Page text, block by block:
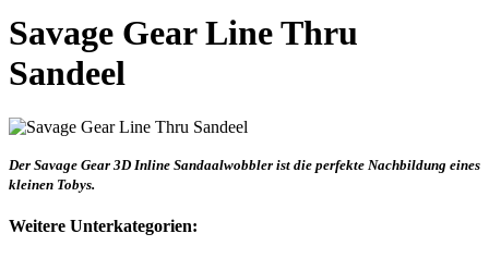
Savage Gear Line Thru
Sandeel
Der Savage Gear 3D Inline Sandaalwobbler ist die perfekte Nachbildung eines
kleinen Tobys.
Weitere Unterkategorien: